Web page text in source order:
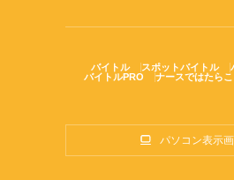
バイトル スポットバイトル
バイトルPRO
ナースではたらこ
パソコン表示